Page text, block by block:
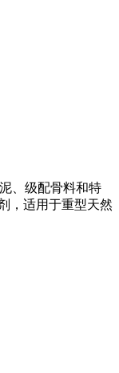
、级配骨料和特
，适用于重型天然